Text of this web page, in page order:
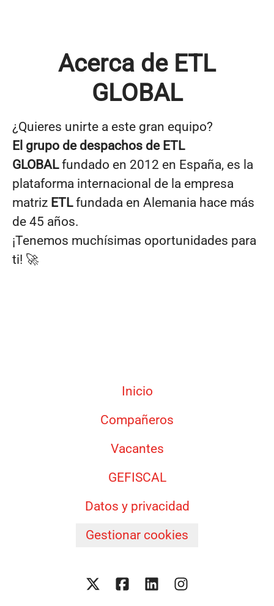
Acerca de ETL
GLOBAL
¿Quieres unirte a este gran equipo?
El grupo de despachos de ETL
GLOBALfundado en 2012 en España, es la
plataforma internacional de la empresa
matriz ETLfundada en Alemania hace más
de 45 años.
¡Tenemos muchísimas oportunidades para
ti! 🚀
Inicio
Compañeros
Vacantes
GEFISCAL
Datos y privacidad
Gestionar cookies